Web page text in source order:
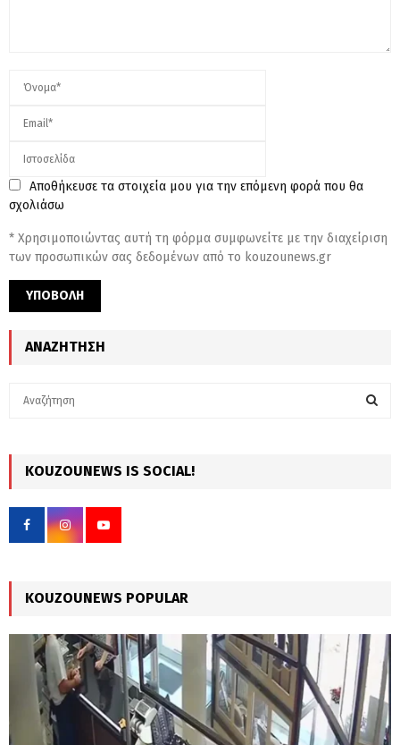
Αποθήκευσε τα στοιχεία μου για την επόμενη φορά που θα
σχολιάσω
* Χρησιμοποιώντας αυτή τη φόρμα συμφωνείτε με την διαχείριση
των προσωπικών σας δεδομένων από το kouzounews.gr
ΑΝΑΖΉΤΗΣΗ
h
f
r
KOUZOUNEWS IS SOCIAL!
KOUZOUNEWS POPULAR